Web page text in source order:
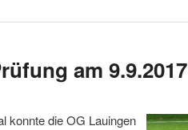
am 9.9.2017
konnte die OG Lauingen